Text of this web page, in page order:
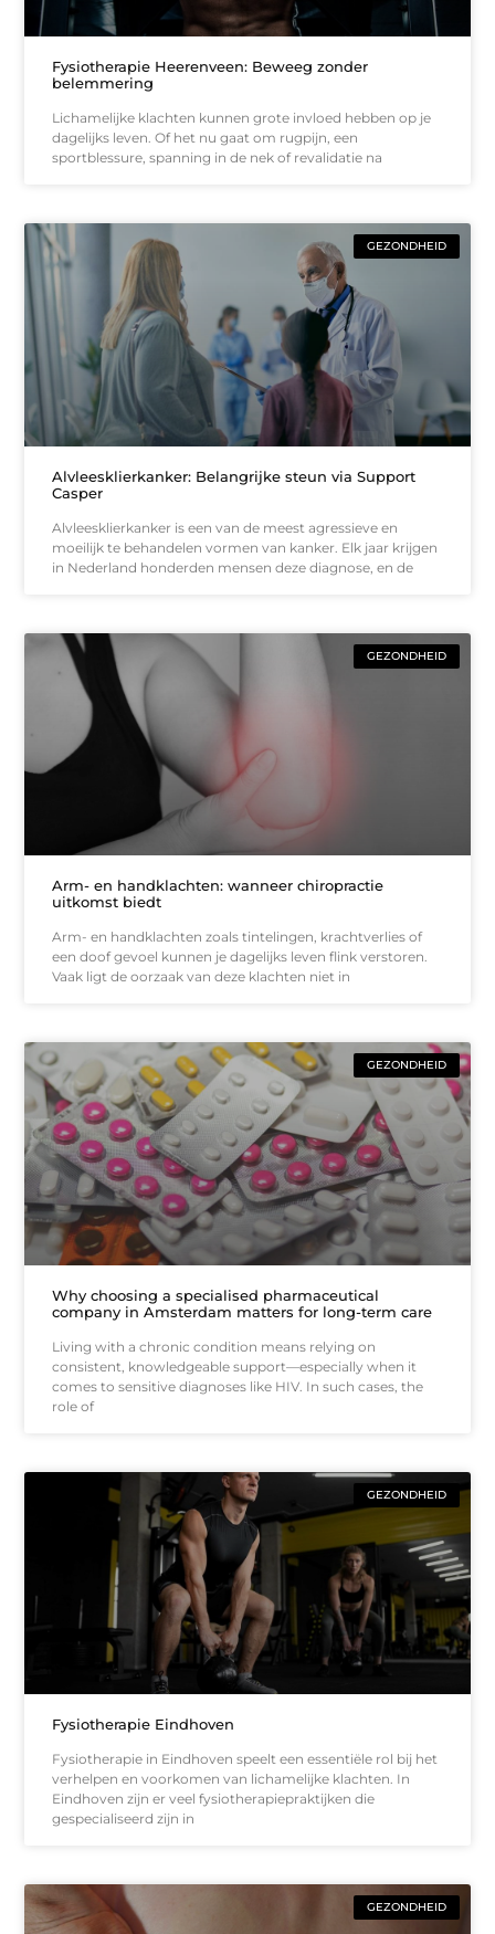
Fysiotherapie Heerenveen: Beweeg zonder
belemmering
Lichamelijke klachten kunnen grote invloed hebben op je
dagelijks leven. Of het nu gaat om rugpijn, een
sportblessure, spanning in de nek of revalidatie na
GEZONDHEID
Alvleesklierkanker: Belangrijke steun via Support
Casper
Alvleesklierkanker is een van de meest agressieve en
moeilijk te behandelen vormen van kanker. Elk jaar krijgen
in Nederland honderden mensen deze diagnose, en de
GEZONDHEID
Arm- en handklachten: wanneer chiropractie
uitkomst biedt
Arm- en handklachten zoals tintelingen, krachtverlies of
een doof gevoel kunnen je dagelijks leven flink verstoren.
Vaak ligt de oorzaak van deze klachten niet in
GEZONDHEID
Why choosing a specialised pharmaceutical
company in Amsterdam matters for long-term care
Living with a chronic condition means relying on
consistent, knowledgeable support—especially when it
comes to sensitive diagnoses like HIV. In such cases, the
role of
GEZONDHEID
Fysiotherapie Eindhoven
Fysiotherapie in Eindhoven speelt een essentiële rol bij het
verhelpen en voorkomen van lichamelijke klachten. In
Eindhoven zijn er veel fysiotherapiepraktijken die
gespecialiseerd zijn in
GEZONDHEID